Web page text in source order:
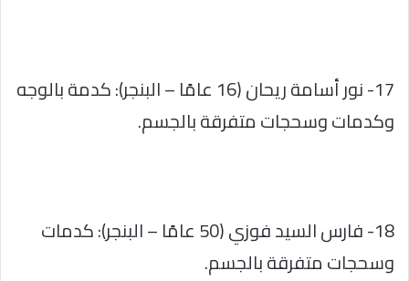
17- نور أسامة ريحان (16 عامًا – البنجر): كدمة بالوجه
وكدمات وسحجات متفرقة بالجسم.
18- فارس السيد فوزي (50 عامًا – البنجر): كدمات
وسحجات متفرقة بالجسم.